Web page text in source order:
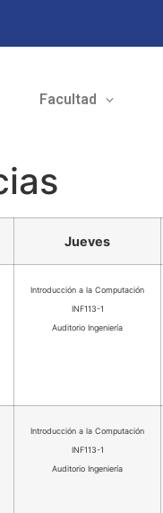
Facultad
Jueves
Introducción a la Computación
INF113-1
Auditorio Ingeniería
Introducción a la Computación
INF113-1
Auditorio Ingeniería